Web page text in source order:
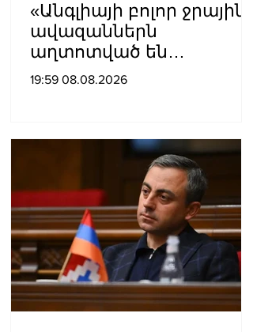
«Անգլիայի բոլոր ջրային
ավազաններն
աղտոտված են
թունավոր քիմիական
19:59 08.08.2026